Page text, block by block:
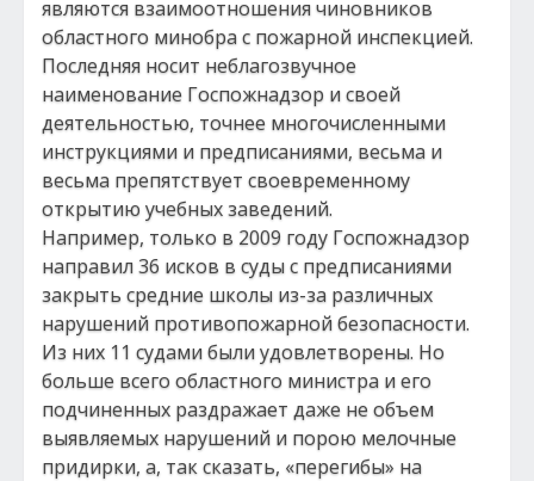
являются взаимоотношения чиновников
областного минобра с пожарной инспекцией.
Последняя носит неблагозвучное
наименование Госпожнадзор и своей
деятельностью, точнее многочисленными
инструкциями и предписаниями, весьма и
весьма препятствует своевременному
открытию учебных заведений.
Например, только в 2009 году Госпожнадзор
направил 36 исков в суды с предписаниями
закрыть средние школы из-за различных
нарушений противопожарной безопасности.
Из них 11 судами были удовлетворены. Но
больше всего областного министра и его
подчиненных раздражает даже не объем
выявляемых нарушений и порою мелочные
придирки, а, так сказать, «перегибы» на